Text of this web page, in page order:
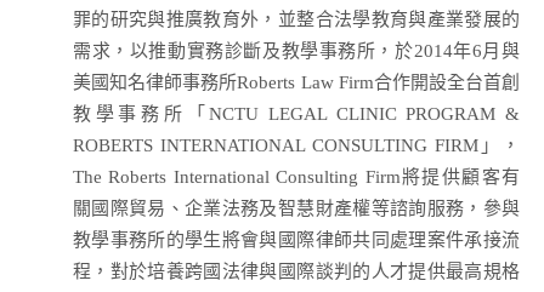
罪的研究與推廣教育外，並整合法學教育與產業發展的
需求，以推動實務診斷及教學事務所，於2014年6月與
美國知名律師事務所Roberts Law Firm合作開設全台首創
教學事務所「NCTU LEGAL CLINIC PROGRAM &
ROBERTS INTERNATIONAL CONSULTING FIRM」，
The Roberts International Consulting Firm將提供顧客有
關國際貿易、企業法務及智慧財產權等諮詢服務，參與
教學事務所的學生將會與國際律師共同處理案件承接流
程，對於培養跨國法律與國際談判的人才提供最高規格